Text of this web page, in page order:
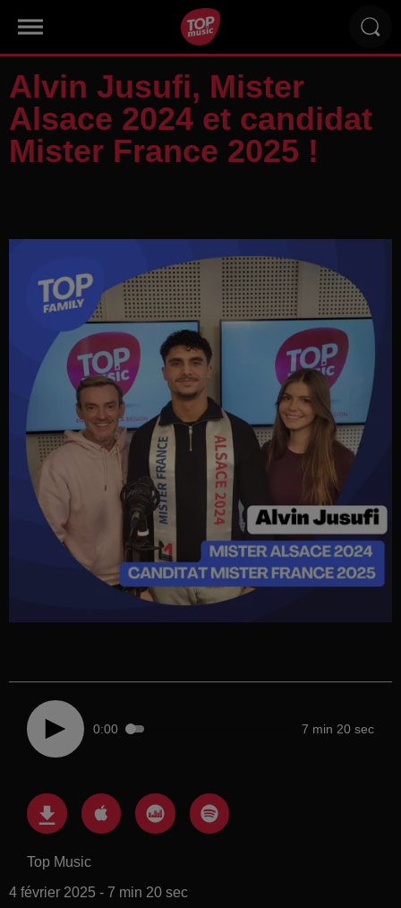
Alvin Jusufi, Mister
Alsace 2024 et candidat
Mister France 2025 !
0:00 7 min 20 sec
Top Music
4 février 2025 - 7 min 20 sec